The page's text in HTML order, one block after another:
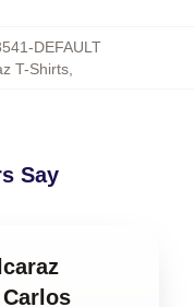
DEFAULT
T-Shirts,
Say